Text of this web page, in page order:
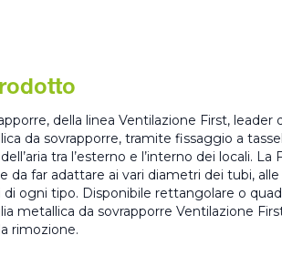
della linea Ventilazione First,
da sovrapporre, tramite fissaggio a
tra l’esterno e l’interno dei locali. La
da far adattare ai vari diametri dei tubi,
ogni tipo. Disponibile rettangolare o
metallica da sovrapporre Ventilazione
rimozione.